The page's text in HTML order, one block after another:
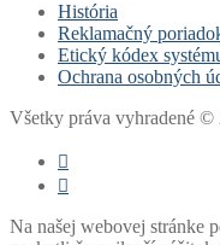
História
Reklamačný
Etický kódex
Ochrana osobných
Všetky práva vyhradené
Na našej webovej stránke